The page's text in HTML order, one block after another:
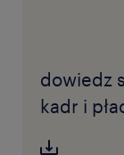
dowiedz
kadr i